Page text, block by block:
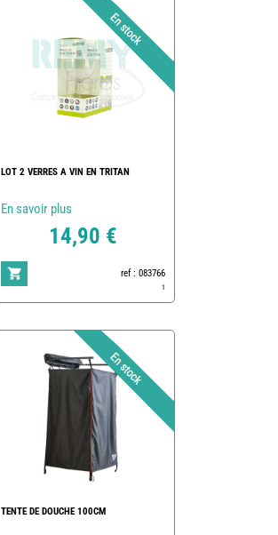
LOT 2 VERRES A VIN EN TRITAN
En savoir plus
14,90 €
ref : 083766
1
TENTE DE DOUCHE 100CM